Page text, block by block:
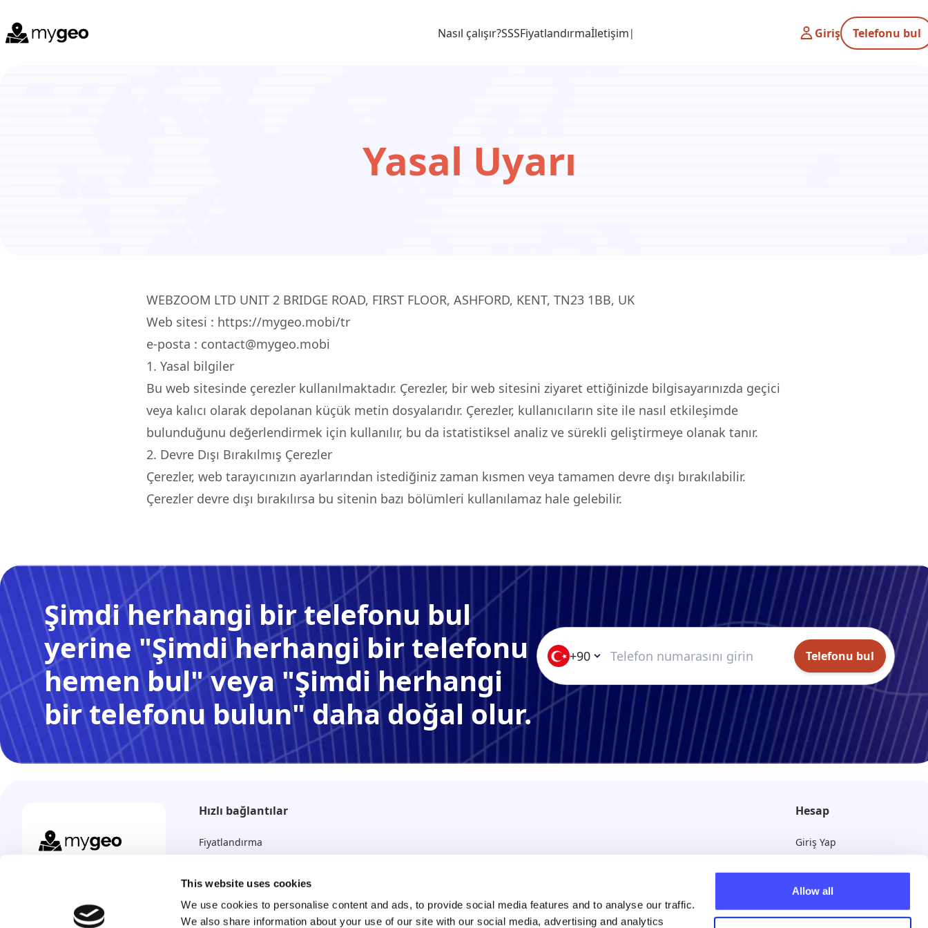
This website uses cookies
We use cookies to personalise content and ads, to provide social media features and to analyse our traffic.
We also share information about your use of our site with our social media, advertising and analytics
Allow all
Nasıl çalışır?SSSFiyatlandırmaİletişim Giriş Telefonu bul
Yasal Uyarı
WEBZOOM LTD UNIT 2 BRIDGE ROAD, FIRST FLOOR, ASHFORD, KENT, TN23 1BB, UK
Web sitesi : https://mygeo.mobi/tr
e-posta : contact@mygeo.mobi
1. Yasal bilgiler
Bu web sitesinde çerezler kullanılmaktadır. Çerezler, bir web sitesini ziyaret ettiğinizde bilgisayarınızda geçici
veya kalıcı olarak depolanan küçük metin dosyalarıdır. Çerezler, kullanıcıların site ile nasıl etkileşimde
bulunduğunu değerlendirmek için kullanılır, bu da istatistiksel analiz ve sürekli geliştirmeye olanak tanır.
2. Devre Dışı Bırakılmış Çerezler
Çerezler, web tarayıcınızın ayarlarından istediğiniz zaman kısmen veya tamamen devre dışı bırakılabilir.
Çerezler devre dışı bırakılırsa bu sitenin bazı bölümleri kullanılamaz hale gelebilir.
Şimdi herhangi bir telefonu bul
yerine "Şimdi herhangi bir telefonu
hemen bul" veya "Şimdi herhangi
bir telefonu bulun" daha doğal olur.
+90 Telefonu bul
Hızlı bağlantılar
Fiyatlandırma
İletişim
Hesap
Giriş Yap